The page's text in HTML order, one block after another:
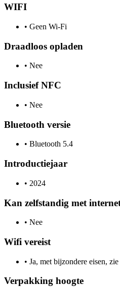
WIFI
• Geen Wi-Fi
Draadloos opladen
• Nee
Inclusief NFC
• Nee
Bluetooth versie
• Bluetooth 5.4
Introductiejaar
• 2024
Kan zelfstandig met
• Nee
Wifi vereist
• Ja, met bijzondere eisen,
Verpakking hoogte